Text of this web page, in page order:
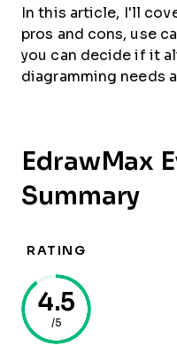
In this article, I'll
pros and cons, use
you can decide if it
diagramming needs
EdrawMax
Summary
RATING
4.5
/5